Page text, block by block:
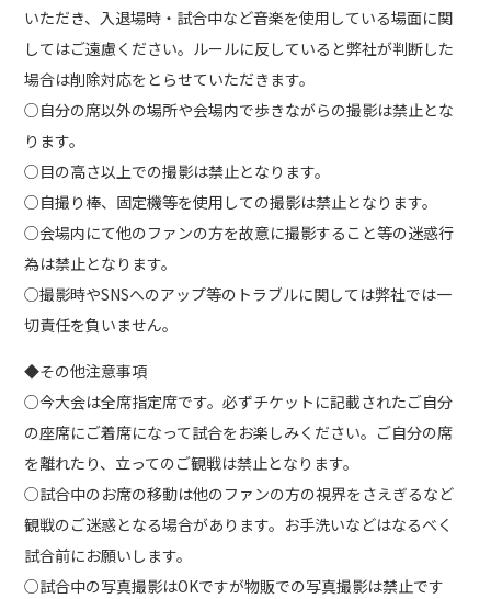
いただき、入退場時・試合中など音楽を使用している場面に関
してはご遠慮ください。ルールに反していると弊社が判断した
場合は削除対応をとらせていただきます。
○自分の席以外の場所や会場内で歩きながらの撮影は禁止とな
ります。
○目の高さ以上での撮影は禁止となります。
○自撮り棒、固定機等を使用しての撮影は禁止となります。
○会場内にて他のファンの方を故意に撮影すること等の迷惑行
為は禁止となります。
○撮影時やSNSへのアップ等のトラブルに関しては弊社では一
切責任を負いません。
◆その他注意事項
○今大会は全席指定席です。必ずチケットに記載されたご自分
の座席にご着席になって試合をお楽しみください。ご自分の席
を離れたり、立ってのご観戦は禁止となります。
○試合中のお席の移動は他のファンの方の視界をさえぎるなど
観戦のご迷惑となる場合があります。お手洗いなどはなるべく
試合前にお願いします。
○試合中の写真撮影はOKですが物販での写真撮影は禁止です